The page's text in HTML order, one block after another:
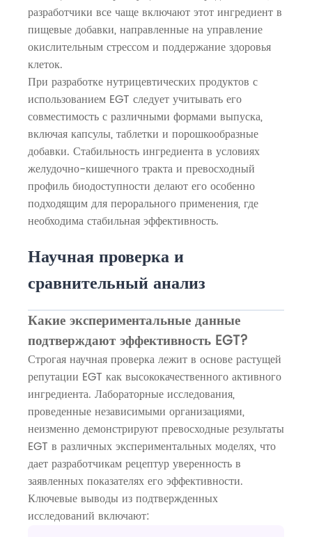
разработчики все чаще включают этот ингредиент в
пищевые добавки, направленные на управление
окислительным стрессом и поддержание здоровья
клеток.
При разработке нутрицевтических продуктов с
использованием EGT следует учитывать его
совместимость с различными формами выпуска,
включая капсулы, таблетки и порошкообразные
добавки. Стабильность ингредиента в условиях
желудочно-кишечного тракта и превосходный
профиль биодоступности делают его особенно
подходящим для перорального применения, где
необходима стабильная эффективность.
Научная проверка и
сравнительный анализ
Какие экспериментальные данные
подтверждают эффективность EGT?
Строгая научная проверка лежит в основе растущей
репутации EGT как высококачественного активного
ингредиента. Лабораторные исследования,
проведенные независимыми организациями,
неизменно демонстрируют превосходные результаты
EGT в различных экспериментальных моделях, что
дает разработчикам рецептур уверенность в
заявленных показателях его эффективности.
Ключевые выводы из подтвержденных
исследований включают: